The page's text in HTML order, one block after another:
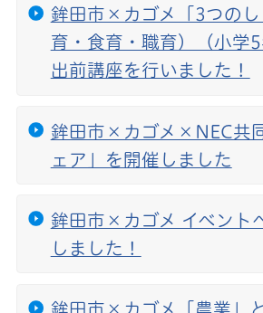
鉾田市×カゴメ「3つのし
育・食育・職育）（小学5
出前講座を行いました！
鉾田市×カゴメ×NEC共
ェア」を開催しました
鉾田市×カゴメ イベント
しました！
鉾田市×カゴメ「農業」